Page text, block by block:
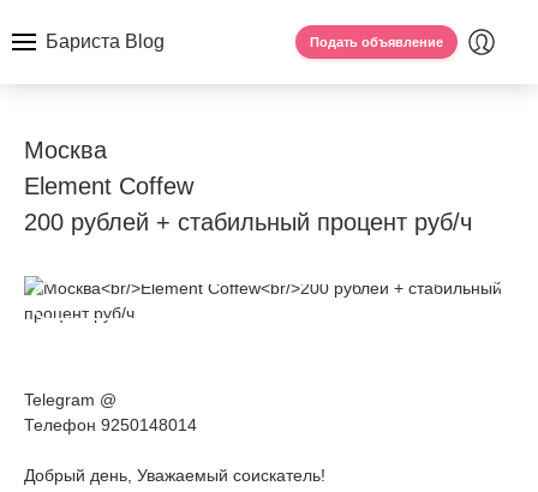
Бариста Blog Подать объявление
Москва
Element Coffew
200 рублей + стабильный процент руб/ч
Telegram @
Телефон 9250148014
Добрый день, Уважаемый соискатель!